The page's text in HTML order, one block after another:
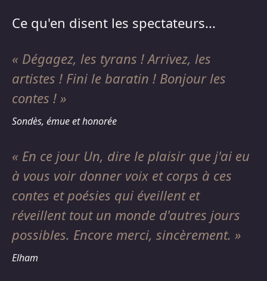
Ce qu'en disent les spectateurs...
Dégagez, les tyrans ! Arrivez, les
artistes ! Fini le baratin ! Bonjour les
contes !
Sondès, émue et honorée
En ce jour Un, dire le plaisir que j'ai eu
à vous voir donner voix et corps à ces
contes et poésies qui éveillent et
réveillent tout un monde d'autres jours
possibles. Encore merci, sincèrement.
Elham